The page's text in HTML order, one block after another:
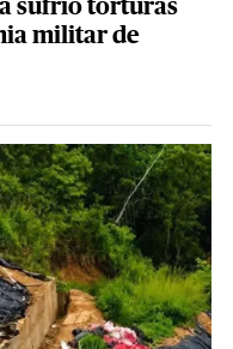
sufrió torturas
militar de